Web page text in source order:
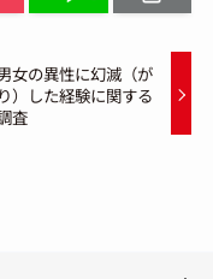
女の異性に幻滅（が
）した経験に関する
査